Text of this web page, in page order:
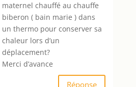
maternel chauffé au chauffe
biberon ( bain marie ) dans
un thermo pour conserver sa
chaleur lors d’un
déplacement?
Merci d’avance
Réponse